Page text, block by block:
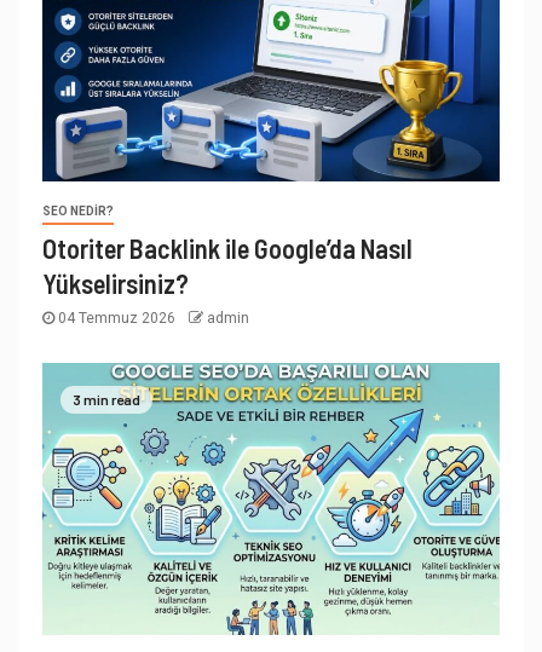
SEO NEDIR?
Otoriter Backlink ile Google’da Nasıl
Yükselirsiniz?
04 Temmuz 2026 admin
3 min read